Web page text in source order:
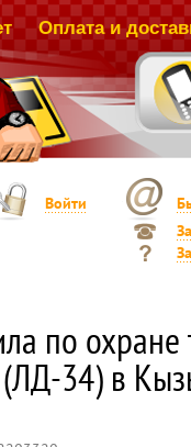
Оплата и
Войти
по охране
(ЛД-34) в